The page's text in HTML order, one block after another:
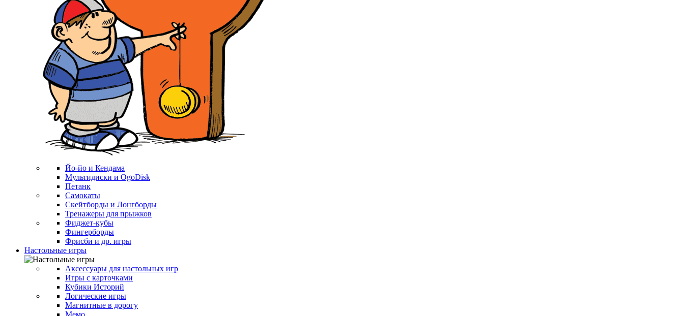
Йо-йо и Кендама
Мультидиски и OgoDisk
Петанк
Самокаты
Скейтборды и Лонгборды
Тренажеры для прыжков
Фиджет-кубы
Фингерборды
Фрисби и др. игры
Настольные игры
Аксессуары для настольных игр
Игры с карточками
Кубики Историй
Логические игры
Магнитные в дорогу
Мемо